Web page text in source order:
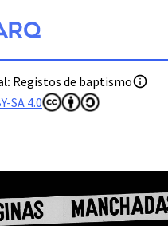
Registos de baptismo
SA 4.0